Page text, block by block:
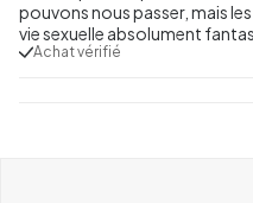
pouvons nous passer, mais
vie sexuelle absolument
Achat vérifié